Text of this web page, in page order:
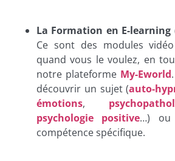
La Formation en E-
Ce sont des modules
quand vous le voulez, en
notre plateforme My-Eworld
découvrir un sujet (auto-
émotions,
psychologie positive…) ou
compétence spécifique.